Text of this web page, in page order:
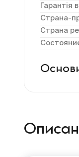
Гарантія
Страна-
Страна